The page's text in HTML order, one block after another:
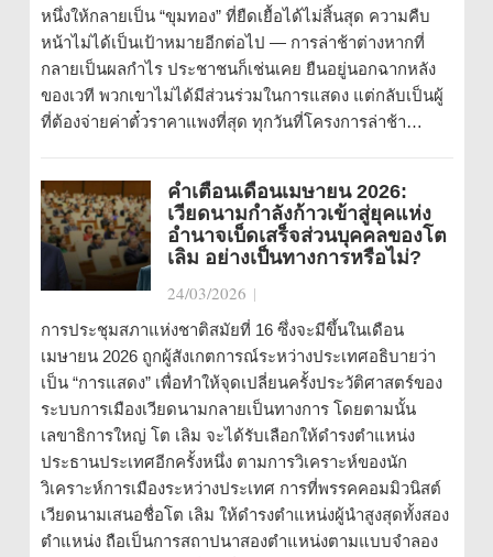
หนึ่งให้กลายเป็น “ขุมทอง” ที่ยืดเยื้อได้ไม่สิ้นสุด ความคืบ
หน้าไม่ได้เป็นเป้าหมายอีกต่อไป — การล่าช้าต่างหากที่
กลายเป็นผลกำไร ประชาชนก็เช่นเคย ยืนอยู่นอกฉากหลัง
ของเวที พวกเขาไม่ได้มีส่วนร่วมในการแสดง แต่กลับเป็นผู้
ที่ต้องจ่ายค่าตั๋วราคาแพงที่สุด ทุกวันที่โครงการล่าช้า…
คำเตือนเดือนเมษายน 2026:
เวียดนามกำลังก้าวเข้าสู่ยุคแห่ง
อำนาจเบ็ดเสร็จส่วนบุคคลของโต
เลิม อย่างเป็นทางการหรือไม่?
24/03/2026 |
การประชุมสภาแห่งชาติสมัยที่ 16 ซึ่งจะมีขึ้นในเดือน
เมษายน 2026 ถูกผู้สังเกตการณ์ระหว่างประเทศอธิบายว่า
เป็น “การแสดง” เพื่อทำให้จุดเปลี่ยนครั้งประวัติศาสตร์ของ
ระบบการเมืองเวียดนามกลายเป็นทางการ โดยตามนั้น
เลขาธิการใหญ่ โต เลิม จะได้รับเลือกให้ดำรงตำแหน่ง
ประธานประเทศอีกครั้งหนึ่ง ตามการวิเคราะห์ของนัก
วิเคราะห์การเมืองระหว่างประเทศ การที่พรรคคอมมิวนิสต์
เวียดนามเสนอชื่อโต เลิม ให้ดำรงตำแหน่งผู้นำสูงสุดทั้งสอง
ตำแหน่ง ถือเป็นการสถาปนาสองตำแหน่งตามแบบจำลอง